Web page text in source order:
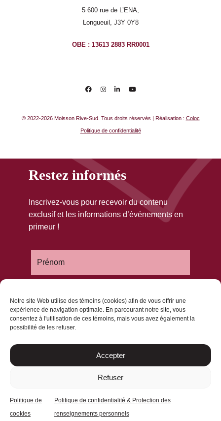
Notre site Web utilise des témoins (cookies) afin de vous offrir une
expérience de navigation optimale. En parcourant notre site, vous
consentez à l'utilisation de ces témoins, mais vous avez également la
possibilité de les refuser.
Accepter
Refuser
Politique de
cookies
Politique de confidentialité & Protection des
renseignements personnels
5 600 rue de L’ENA,
Longueuil, J3Y 0Y8
OBE : 13613 2883 RR0001
© 2022-2026 Moisson Rive-Sud. Tous droits réservés | Réalisation : Coloc
Politique de confidentialité
Restez informés
Inscrivez-vous pour recevoir du contenu
exclusif et les informations d’événements en
primeur !